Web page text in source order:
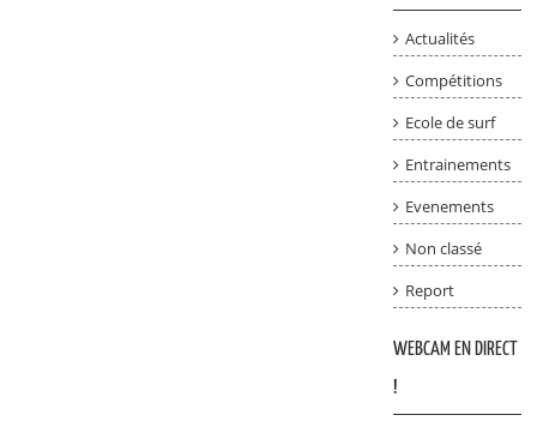
Actualités
Compétitions
Ecole de surf
Entrainements
Evenements
Non classé
Report
WEBCAM EN DIRECT
!